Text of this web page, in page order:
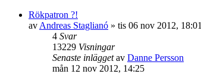
Rökpatron ?!
av Andreas Staglianó » tis 06 nov 2012, 18:01
4 Svar
13229 Visningar
Senaste inläggetav Danne Persson
mån 12 nov 2012, 14:25